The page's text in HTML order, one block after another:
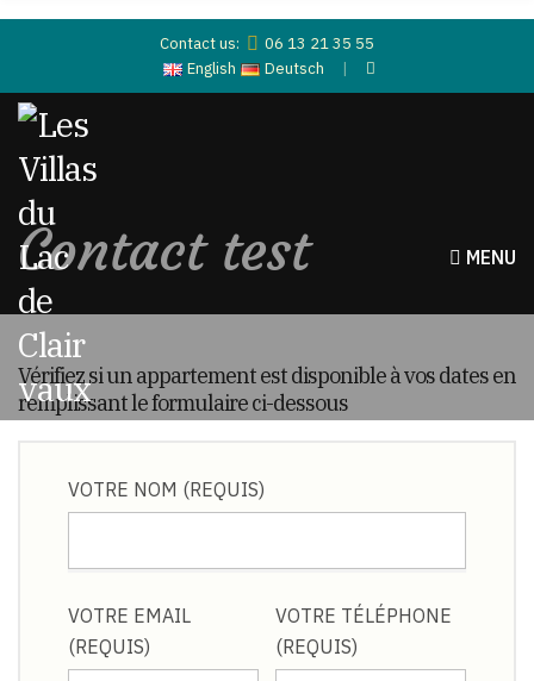
Contact us:
06 13 21 35 55
English
Deutsch
MENU
Contact test
Vérifiez si un appartement est disponible à vos dates en
remplissant le formulaire ci-dessous
VOTRE NOM (REQUIS)
VOTRE EMAIL
(REQUIS)
VOTRE TÉLÉPHONE
(REQUIS)